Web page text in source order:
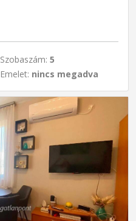
Szobaszám: 5
Emelet: nincs megadva